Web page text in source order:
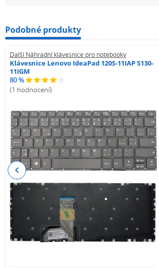
Podobné produkty
Další Náhradní klávesnice pro notebooky
Klávesnice Lenovo IdeaPad 120S-11IAP S130-
11IGM
80 %
(1 hodnocení)
Previous